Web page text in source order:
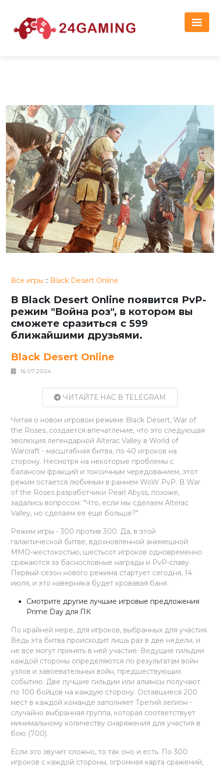
Все игры :: Black Desert Online
В Black Desert Online появится PvP-
режим "Война роз", в котором вы
сможете сразиться с 599
ближайшими друзьями.
Black Desert Online
16.07.2024
ЧИТАЙТЕ НАС В TELEGRAM
Читая о новом игровом режиме Black Desert, War of
the Roses, создается впечатление, что это следующая
эволюция легендарной Alterac Valley в World of
Warcraft - масштабная битва, по 40 игроков на
сторону. Несмотря на некоторые проблемы с
балансом фракций и токсичным чередованием, этот
режим остается любимым в раннем WoW PvP. В War
of the Roses разработчики Pearl Abyss, похоже,
задались вопросом: "Что, если мы сделаем Alterac
Valley, но сделаем ее еще больше?"
Режим игры - 300 против 300. Да, в этой
галактической битве, вдохновленной анимешной
MMO-жестокостью, шестьсот игроков одновременно
сражаются за баснословные награды и PvP-славу.
Первый сезон нового режима стартует сегодня, 14
июля, и это наверняка будет кровавая баня.
Смотрите другие лучшие игровые предложения
Prime Day для ПК
По крайней мере, для игроков, выбранных для участия.
Ведь эта битва происходит лишь раз в две недели, и
не все могут принять в ней участие. Ведущие гильдии
каждой стороны определяются по результатам войн
узлов и завоевательных войн, предшествующих
событию. Две лучшие гильдии или альянсы получают
по 100 бойцов на каждую сторону. Оставшиеся 200
мест в каждой команде заполняет Третий легион -
случайно выбранная группа, которая соответствует
минимальному количеству снаряжения для участия в
бою (700).
Если это звучит сложно, то так оно и есть. По 300
игроков с каждой стороны, огромная карта сражений,